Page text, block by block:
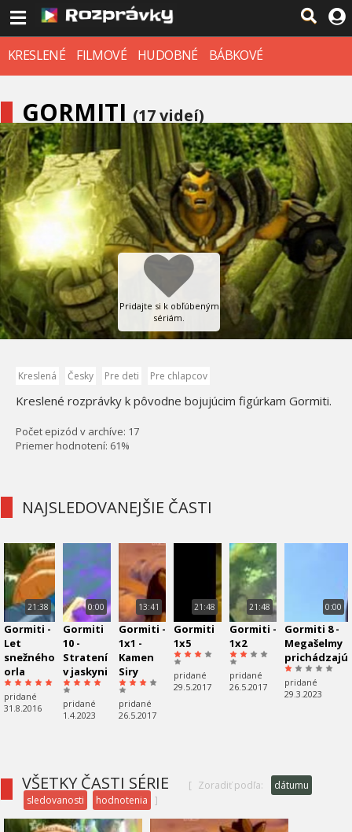
KRESLENÉ FILMOVÉ HUDOBNÉ BÁBKOVÉ
GORMITI (17 videí)
Pridajte si k obľúbeným
sériám.
Kreslená Česky Pre deti Pre chlapcov
Kreslené rozprávky k pôvodne bojujúcim figúrkam Gormiti.
Počet epizód v archíve: 17
Priemer hodnotení: 61%
NAJSLEDOVANEJŠIE ČASTI
21:38
Gormiti -
Let
snežného
orla
pridané
31.8.2016
0:00
Gormiti
10 -
Stratení
v jaskyni
pridané
1.4.2023
13:41
Gormiti -
1x1 -
Kamen
Siry
pridané
26.5.2017
21:48
Gormiti
1x5
pridané
29.5.2017
21:48
Gormiti -
1x2
pridané
26.5.2017
0:00
Gormiti 8 -
Megašelmy
prichádzajú
pridané
29.3.2023
VŠETKY ČASTI SÉRIE [ Zoradiť podľa:
dátumu
sledovanosti
hodnotenia ]